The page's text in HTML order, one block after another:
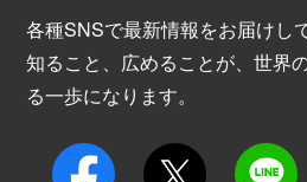
各種SNSで最新情報をお届けし
知ること、広めることが、世界
る一歩になります。